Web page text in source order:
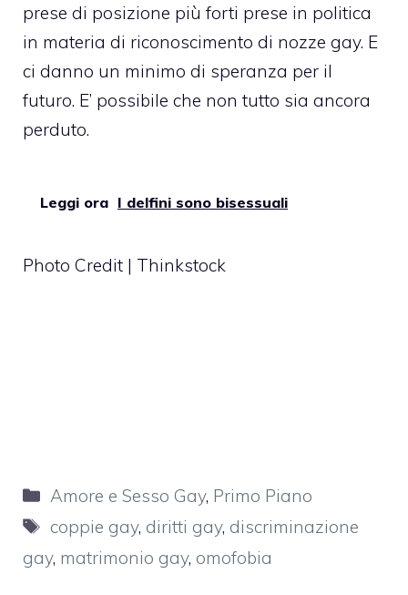
prese di posizione più forti prese in politica
in materia di riconoscimento di nozze gay. E
ci danno un minimo di speranza per il
futuro. E’ possibile che non tutto sia ancora
perduto.
Leggi ora I delfini sono bisessuali
Photo Credit | Thinkstock
Categorie
Amore e Sesso Gay, Primo Piano
Tag
coppie gay, diritti gay, discriminazione
gay, matrimonio gay, omofobia